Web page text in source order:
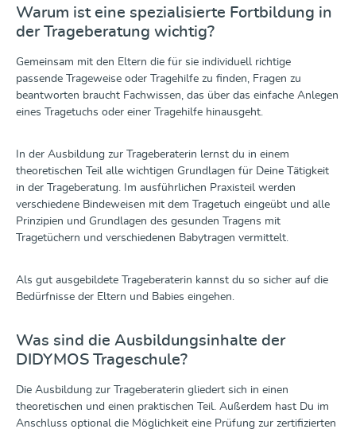
Warum ist eine spezialisierte Fortbildung in
der Trageberatung wichtig?
Gemeinsam mit den Eltern die für sie individuell richtige
passende Trageweise oder Tragehilfe zu finden, Fragen zu
beantworten braucht Fachwissen, das über das einfache Anlegen
eines Tragetuchs oder einer Tragehilfe hinausgeht.
In der Ausbildung zur Trageberaterin lernst du in einem
theoretischen Teil alle wichtigen Grundlagen für Deine Tätigkeit
in der Trageberatung. Im ausführlichen Praxisteil werden
verschiedene Bindeweisen mit dem Tragetuch eingeübt und alle
Prinzipien und Grundlagen des gesunden Tragens mit
Tragetüchern und verschiedenen Babytragen vermittelt.
Als gut ausgebildete Trageberaterin kannst du so sicher auf die
Bedürfnisse der Eltern und Babies eingehen.
Was sind die Ausbildungsinhalte der
DIDYMOS Trageschule?
Die Ausbildung zur Trageberaterin gliedert sich in einen
theoretischen und einen praktischen Teil. Außerdem hast Du im
Anschluss optional die Möglichkeit eine Prüfung zur zertifizierten